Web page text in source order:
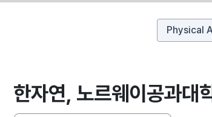
Physical
한자연, 노르웨이공과대